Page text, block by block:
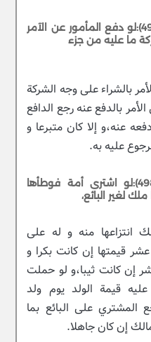
(مسألة 497):لو دفع المأمور عن الآمر
ما عليه من جزء
بالشراء على وجه الشركة
بالدفع عنه رجع الدافع
عنه،و إلا كان متبرعا و
عليه به.
(مسألة 498):لو اشترى أمة فوطأها
لغير البائع،
انتزاعها منه و له على
قيمتها إن كانت بكرا و
إن كانت ثيبا،و لو حملت
قيمة الولد يوم ولد
المشتري على البائع بما
إن كان جاهلا.